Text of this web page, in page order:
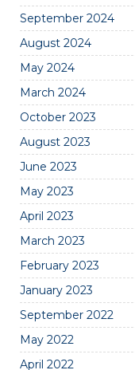
September 2024
August 2024
May 2024
March 2024
October 2023
August 2023
June 2023
May 2023
April 2023
March 2023
February 2023
January 2023
September 2022
May 2022
April 2022